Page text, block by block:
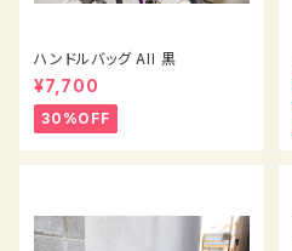
ハンドルバッグ All 黒
¥7,700
30%OFF